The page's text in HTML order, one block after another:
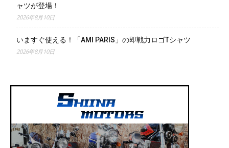
ャツが登場！
2026年8月10日
いますぐ使える！「AMI PARIS」の即戦力ロゴTシャツ
2026年8月10日